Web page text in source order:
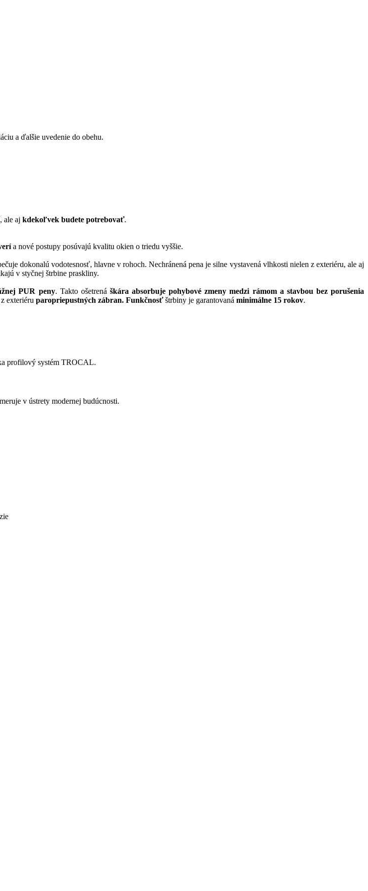
a ďalšie uvedenie do obehu.
ale aj kdekoľvek budete potrebovať.
a nové postupy posúvajú kvalitu okien o triedu vyššie.
dokonalú vodotesnosť, hlavne v rohoch. Nechránená pena je silne vystavená vlhkosti nielen z exteriéru, ale aj
v styčnej štrbine praskliny.
PUR peny. Takto ošetrená škára absorbuje pohybové zmeny medzi rámom a stavbou bez porušenia
z exteriéru paropriepustných zábran. Funkčnosťštrbiny je garantovaná minimálne 15 rokov.
profilový systém TROCAL.
v ústrety modernej budúcnosti.